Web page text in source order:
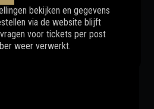
bekijken en gegevens
via de website blijft
voor tickets per post
weer verwerkt.
EDDIE B.
VAN DER